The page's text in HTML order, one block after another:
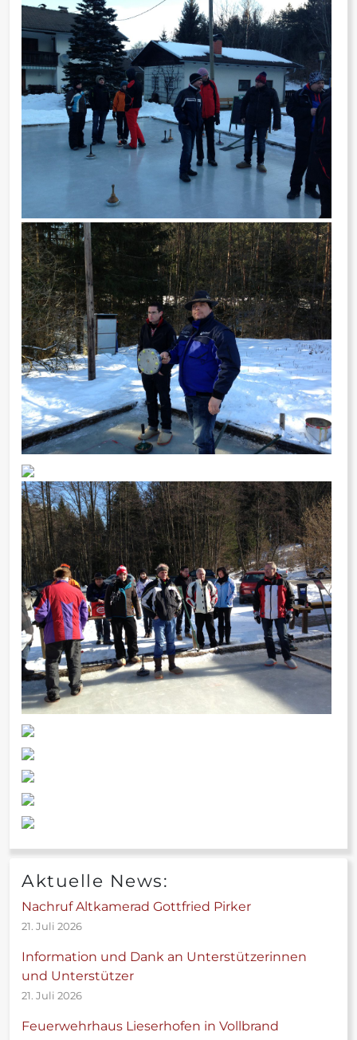
Aktuelle News:
Nachruf Altkamerad Gottfried Pirker
21. Juli 2026
Information und Dank an Unterstützerinnen
und Unterstützer
21. Juli 2026
Feuerwehrhaus Lieserhofen in Vollbrand